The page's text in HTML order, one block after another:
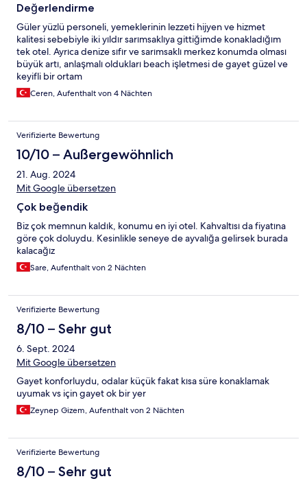
Değerlendirme
Güler yüzlü personeli, yemeklerinin lezzeti hijyen ve hizmet
kalitesi sebebiyle iki yıldır sarımsaklıya gittiğimde konakladığım
tek otel. Ayrıca denize sıfır ve sarımsaklı merkez konumda olması
büyük artı, anlaşmalı oldukları beach işletmesi de gayet güzel ve
keyifli bir ortam
Ceren, Aufenthalt von 4 Nächten
Verifizierte Bewertung
10/10 – Außergewöhnlich
21. Aug. 2024
Mit Google übersetzen
Çok beğendik
Biz çok memnun kaldık, konumu en iyi otel. Kahvaltısı da fiyatına
göre çok doluydu. Kesinlikle seneye de ayvalığa gelirsek burada
kalacağız
Sare, Aufenthalt von 2 Nächten
Verifizierte Bewertung
8/10 – Sehr gut
6. Sept. 2024
Mit Google übersetzen
Gayet konforluydu, odalar küçük fakat kısa süre konaklamak
uyumak vs için gayet ok bir yer
Zeynep Gizem, Aufenthalt von 2 Nächten
Verifizierte Bewertung
8/10 – Sehr gut